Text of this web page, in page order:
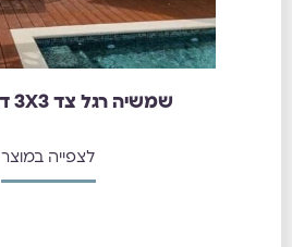
שמשיה רגל צד 3X3 דגם כרמית
לצפייה במוצר